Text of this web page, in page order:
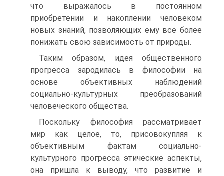
что выражалось в постоянном
приобретении и накоплении человеком
новых знаний, позволяющих ему всё более
понижать свою зависимость от природы.
Таким образом, идея общественного
прогресса зародилась в философии на
основе объективных наблюдений
социально-культурных преобразований
человеческого общества.
Поскольку философия рассматривает
мир как целое, то, присовокупляя к
объективным фактам социально-
культурного прогресса этические аспекты,
она пришла к выводу, что развитие и